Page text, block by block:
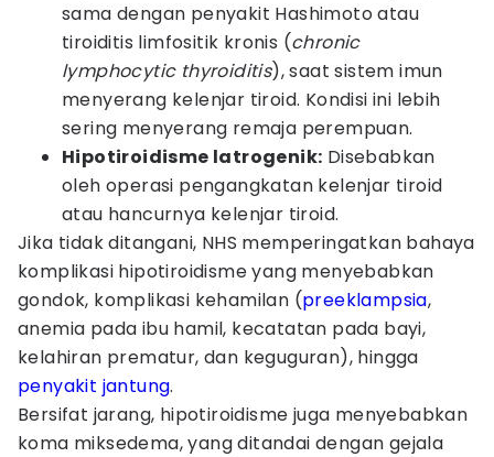
sama dengan penyakit Hashimoto atau
tiroiditis limfositik kronis (chronic
lymphocytic thyroiditis), saat sistem imun
menyerang kelenjar tiroid. Kondisi ini lebih
sering menyerang remaja perempuan.
Hipotiroidisme latrogenik: Disebabkan
oleh operasi pengangkatan kelenjar tiroid
atau hancurnya kelenjar tiroid.
Jika tidak ditangani, NHS memperingatkan bahaya
komplikasi hipotiroidisme yang menyebabkan
gondok, komplikasi kehamilan (preeklampsia,
anemia pada ibu hamil, kecatatan pada bayi,
kelahiran prematur, dan keguguran), hingga
penyakit jantung.
Bersifat jarang, hipotiroidisme juga menyebabkan
koma miksedema, yang ditandai dengan gejala